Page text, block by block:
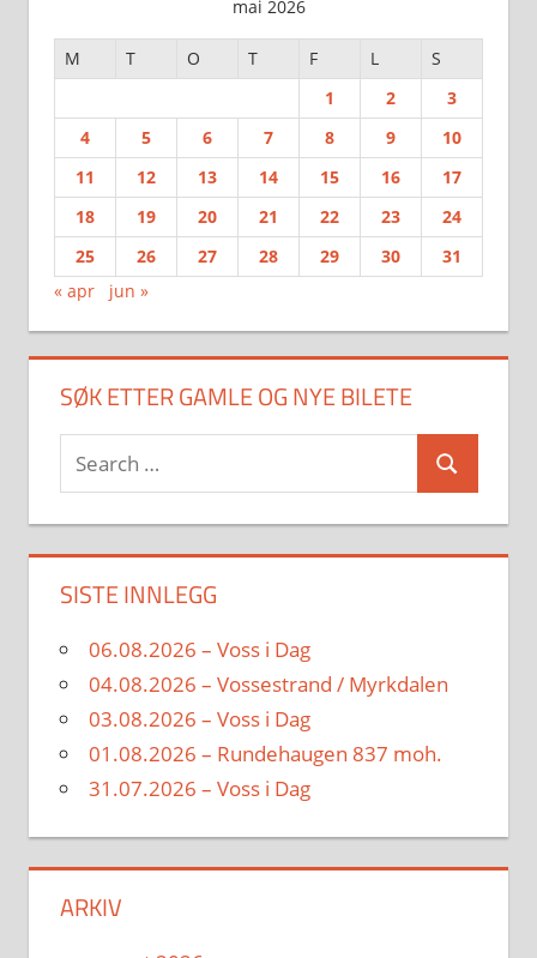
mai 2026
M T O T F L
S
1
2
3
4
5 6 7 8 9
10
11
12 13 14 15 16
17
18
19 20 21 22 23
24
25
26 27 28 29 30
31
« apr
jun »
SØK ETTER GAMLE OG NYE BILETE
Search
for:
Search
SISTE INNLEGG
06.08.2026 – Voss i Dag
04.08.2026 – Vossestrand / Myrkdalen
03.08.2026 – Voss i Dag
01.08.2026 – Rundehaugen 837 moh.
31.07.2026 – Voss i Dag
ARKIV